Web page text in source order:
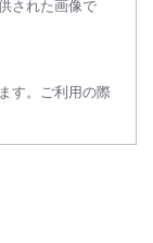
された画像で
す。ご利用の際